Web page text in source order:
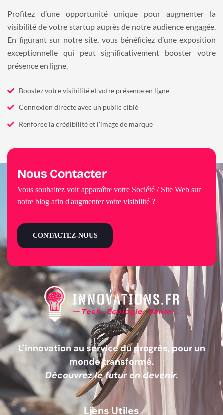
Profitez d’une opportunité unique pour augmenter la
visibilité de votre startup auprès de notre audience engagée.
En figurant sur notre site, vous bénéficiez d’une exposition
exceptionnelle qui peut significativement booster votre
présence en ligne.
Boostez votre visibilité et votre présence en ligne
Connexion directe avec un public ciblé
Renforce la crédibilité et l'image de marque
L'innovation au service du progrès, pour un
monde transformé.
Découvrez le futur en devenir.
Liens Utiles
Nous Contacter
Vous souhaitez voir apparaître votre Société / Site Web sur
notre blog afin d'augmenter votre visibilité ?
CONTACTEZ-NOUS